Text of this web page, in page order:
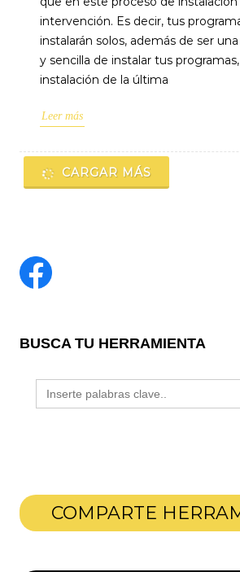
intervención. Es decir, tus
instalarán solos, además de ser
y sencilla de instalar tus
instalación de la última
Leer más
CARGAR MÁS
BUSCA TU HERRAMIENTA
Buscar:
COMPARTE